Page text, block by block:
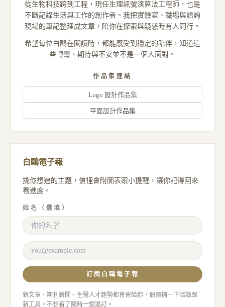
從生物科技跨到工程，現任生理訊號演算法工程師，也是
不斷記錄生活與工作的創作者。我把實驗室、職場與諮詢
現場的筆記整理成文章，陪你在探索與疑惑時有人同行。
希望每位白鷗在閱讀時，都能感受到穩定的陪伴，知道這
些轉彎、期待與不安並不是一個人面對。
作品集連結
Logo 設計作品集
平面設計作品集
白鷗電子報
挑你想追的主題，信裡會附圖表跟小提醒，讓你記得回來
看進度。
姓名（選填）
訂閱白鷗電子報
新文章、期刊新聞、生醫人才趨勢都會寄給你，偶爾補一下活動跟
新工具。不想看了隨時一鍵退訂。